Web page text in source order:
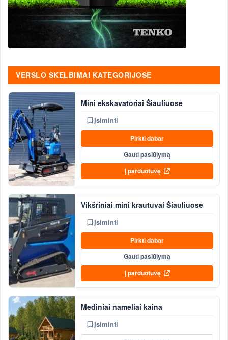
VERSLO SKELBIMAI KATEGORIJOSE
Mini ekskavatoriai Šiauliuose
Įsiminti
Pirkti dabar
Gauti pasiūlymą
Į parduotuvę
Vikšriniai mini krautuvai Šiauliuose
Įsiminti
Pirkti dabar
Gauti pasiūlymą
Į parduotuvę
Mediniai nameliai kaina
Įsiminti